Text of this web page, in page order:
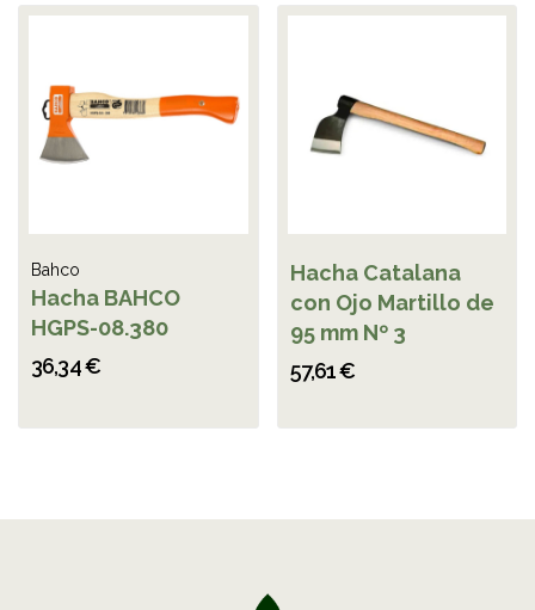
Bahco
Hacha BAHCO
HGPS-08.380
36,34 €
Hacha Catalana
con Ojo Martillo de
95 mm Nº 3
57,61 €